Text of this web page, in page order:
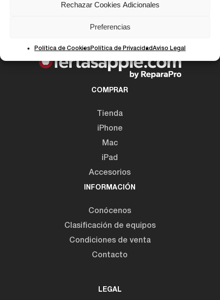
Rechazar Cookies Adicionales
Preferencias
Política de CookiesPolítica de PrivacidadAviso Legal
COMPRAR
Tienda
iPhone
Mac
iPad
Accesorios
INFORMACIÓN
Conócenos
Clasificación de equipos
Condiciones de venta
Contacto
LEGAL